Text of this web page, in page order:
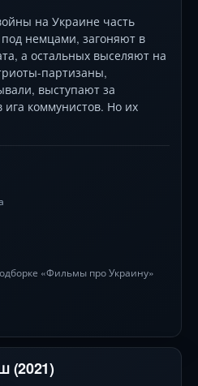
на Украине часть
немцами, загоняют в
а остальных выселяют на
партизаны,
выступают за
ига коммунистов. Но их
«Фильмы про Украину»
(2021)